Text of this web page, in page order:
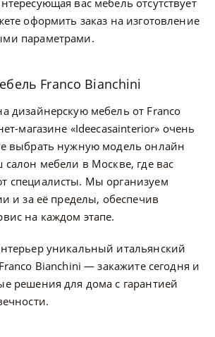
вас мебель отсутствует
оформить заказ на изготовление
параметрами.
Franco Bianchini
дизайнерскую мебель от Franco
магазине «Ideecasainterior» очень
выбрать нужную модель онлайн
салон мебели в Москве, где вас
специалисты. Мы организуем
и за её пределы, обеспечив
на каждом этапе.
уникальный итальянский
Bianchini — закажите сегодня и
решения для дома с гарантией